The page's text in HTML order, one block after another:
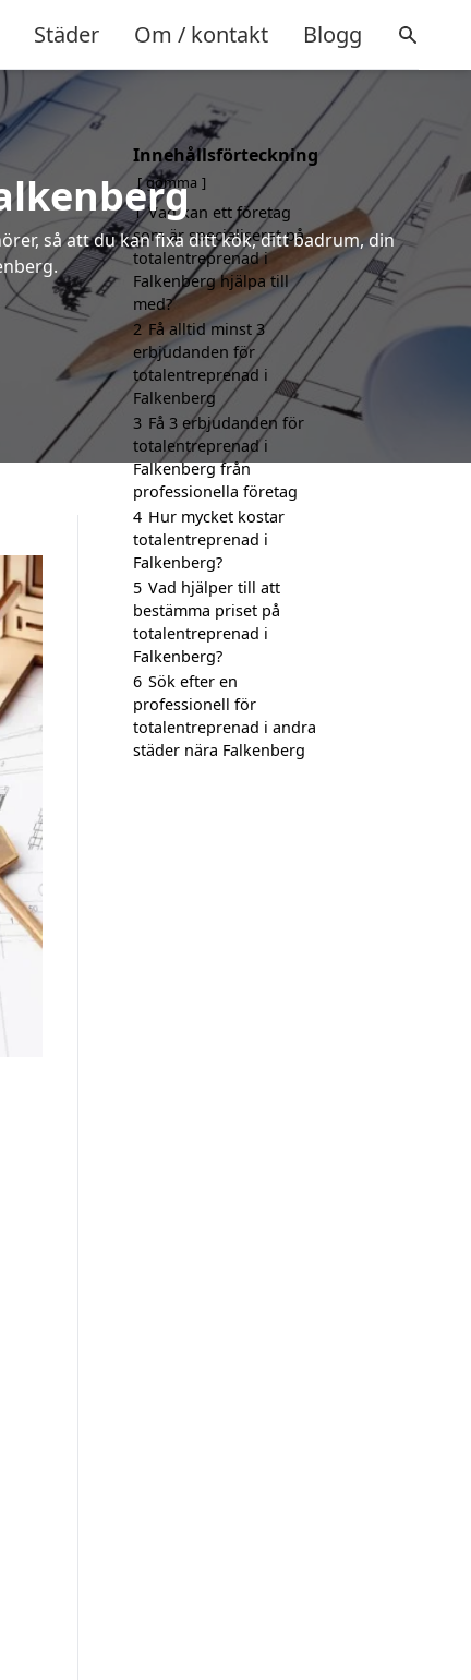
Städer Om / kontakt Blogg
så att du kan fixa ditt kök, ditt badrum, din
Innehållsförteckning
gömma
1 Vad kan ett företag
som är specialiserat på
totalentreprenad i
Falkenberg hjälpa till
med?
2 Få alltid minst 3
erbjudanden för
totalentreprenad i
Falkenberg
3 Få 3 erbjudanden för
totalentreprenad i
Falkenberg från
professionella företag
4 Hur mycket kostar
totalentreprenad i
Falkenberg?
5 Vad hjälper till att
bestämma priset på
totalentreprenad i
Falkenberg?
6 Sök efter en
professionell för
totalentreprenad i andra
städer nära Falkenberg